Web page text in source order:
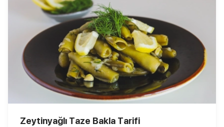
Zeytinyağlı Taze Bakla Tarifi